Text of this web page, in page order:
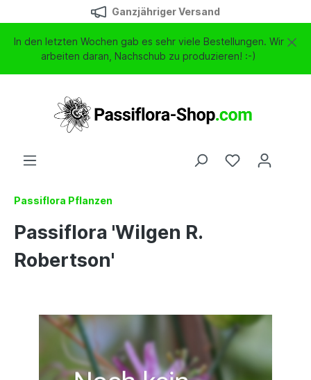
Ganzjähriger Versand
In den letzten Wochen gab es sehr viele Bestellungen. Wir
arbeiten daran, Nachschub zu produzieren! :-)
Passiflora Pflanzen
Passiflora 'Wilgen R.
Robertson'